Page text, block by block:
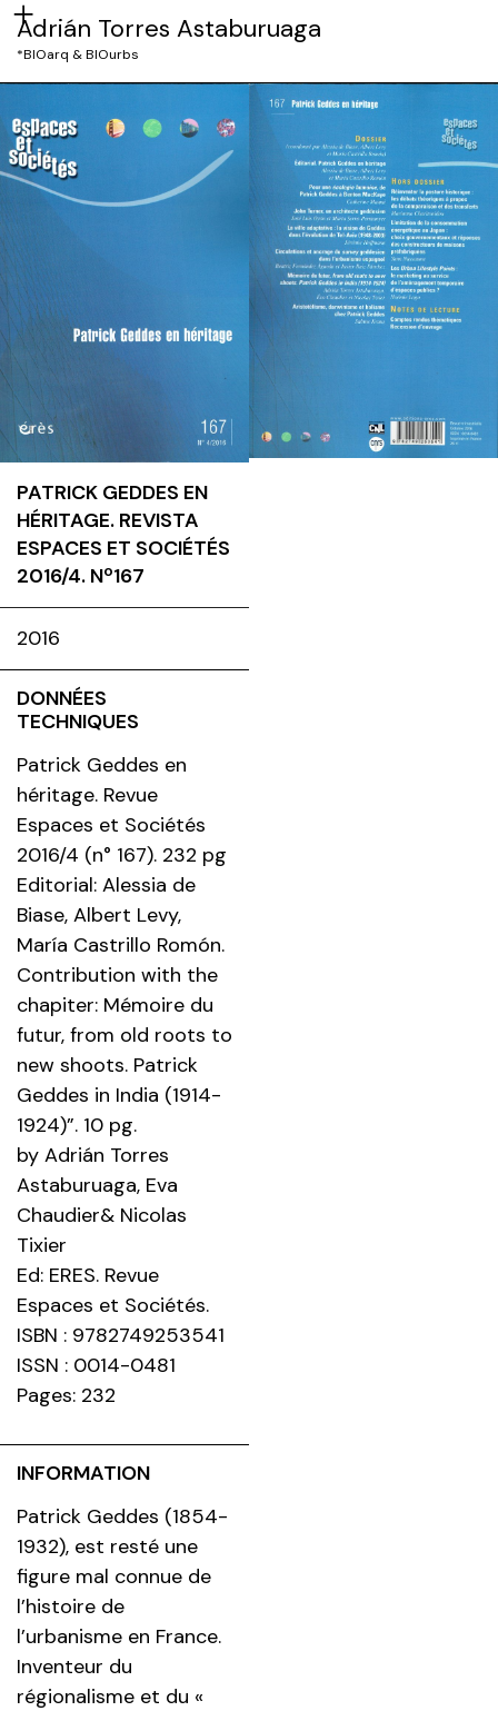
Adrián Torres Astaburuaga
*BIOarq & BIOurbs
PATRICK GEDDES EN
HÉRITAGE. REVISTA
ESPACES ET SOCIÉTÉS
2016/4. Nº167
2016
DONNÉES
TECHNIQUES
Patrick Geddes en
héritage. Revue
Espaces et Sociétés
2016/4 (n° 167). 232 pg
Editorial: Alessia de
Biase, Albert Levy,
María Castrillo Romón.
Contribution with the
chapiter: Mémoire du
futur, from old roots to
new shoots. Patrick
Geddes in India (1914-
1924)”. 10 pg.
by Adrián Torres
Astaburuaga, Eva
Chaudier& Nicolas
Tixier
Ed: ERES. Revue
Espaces et Sociétés.
ISBN : 9782749253541
ISSN : 0014-0481
Pages: 232
INFORMATION
Patrick Geddes (1854-
1932), est resté une
figure mal connue de
l’histoire de
l’urbanisme en France.
Inventeur du
régionalisme et du «